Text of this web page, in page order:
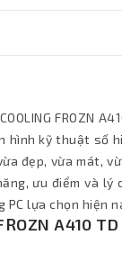
FROZN
hình kỹ thuật số
đẹp, vừa mát,
ưu điểm và lý
PC lựa chọn hiện
A410